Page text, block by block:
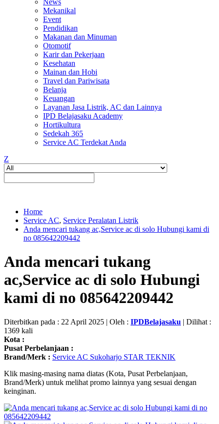
News
Mekanikal
Event
Pendidikan
Makanan dan Minuman
Otomotif
Karir dan Pekerjaan
Kesehatan
Mainan dan Hobi
Travel dan Pariwisata
Belanja
Keuangan
Layanan Jasa Listrik, AC dan Lainnya
IPD Belajasaku Academy
Hortikultura
Sedekah 365
Service AC Terdekat Anda
Z
Home
Service AC, Service Peralatan Listrik
Anda mencari tukang ac,Service ac di solo Hubungi kami di
no 085642209442
Anda mencari tukang
ac,Service ac di solo Hubungi
kami di no 085642209442
Diterbitkan pada : 22 April 2025 | Oleh : IPDBelajasaku | Dilihat :
1369 kali
Kota :
Pusat Perbelanjaan :
Brand/Merk : Service AC Sukoharjo STAR TEKNIK
Klik masing-masing nama diatas (Kota, Pusat Perbelanjaan,
Brand/Merk) untuk melihat promo lainnya yang sesuai dengan
keinginan.